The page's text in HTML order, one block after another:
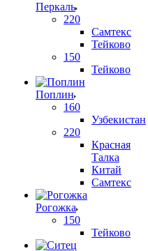
Перкаль
220
Самтекс
Тейково
150
Тейково
Поплин
160
Узбекистан
220
Красная
Талка
Китай
Самтекс
Рогожка
150
Тейково